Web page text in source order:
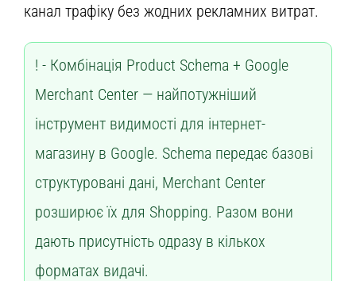
канал трафіку без жодних рекламних витрат.
Комбінація Product Schema + Google
Merchant Center — найпотужніший
інструмент видимості для інтернет-
магазину в Google. Schema передає базові
структуровані дані, Merchant Center
розширює їх для Shopping. Разом вони
дають присутність одразу в кількох
форматах видачі.